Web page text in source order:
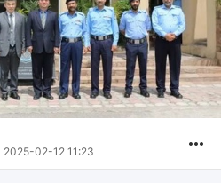
2025-02-12 11:23